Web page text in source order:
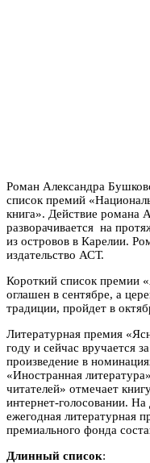
Роман Александра
список премий
книга». Действие романа
разворачивается на
из островов в Карелии.
издательство АСТ.
Короткий список премии
оглашен в сентябре, а
традиции, пройдет в
Литературная премия
году и сейчас вручается
произведение в
«Иностранная
читателей» отмечает
интернет-голосовании.
ежегодная литературная
премиального фонда
Длинный список: